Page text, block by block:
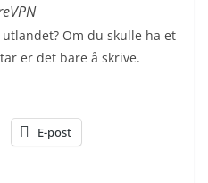
Om du skulle ha et
er det bare å skrive.
E-post